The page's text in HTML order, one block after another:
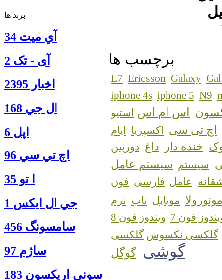
برند ها
آي ميت 34
آی - تک 2
اخبار 2395
ال جي 168
اپل 6
اچ تي سي 96
ا‍ تو 35
جي ال ايكس 1
سامسونگ 456
ساژم 97
سوني اريكسون 183
برچسب ها
E7 Ericsson Galaxy
iphone 4s iphone 5 N9
اس ام اس استیو
اچ تی سی اکسپریا ایام
خنده دار داغ دوربین
سیستم سیستم عامل
عامل فارسی فون
موتورولا مویایل ناب نرم
فون 7
ویندوز فون 8
گلکسی نکسوس
گوشی گوگل